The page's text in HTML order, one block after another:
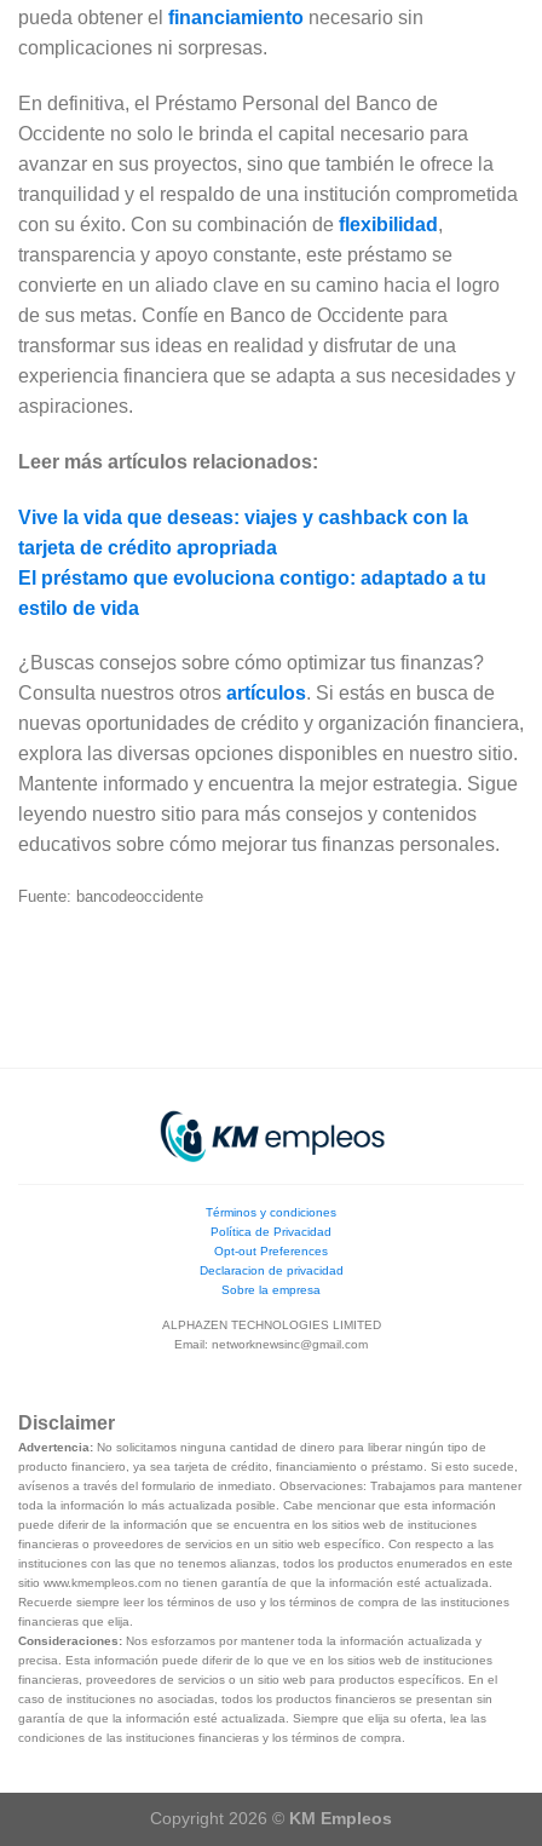
pueda obtener el financiamiento necesario sin
complicaciones ni sorpresas.
En definitiva, el Préstamo Personal del Banco de
Occidente no solo le brinda el capital necesario para
avanzar en sus proyectos, sino que también le ofrece la
tranquilidad y el respaldo de una institución comprometida
con su éxito. Con su combinación de flexibilidad ,
transparencia y apoyo constante, este préstamo se
convierte en un aliado clave en su camino hacia el logro
de sus metas. Confíe en Banco de Occidente para
transformar sus ideas en realidad y disfrutar de una
experiencia financiera que se adapta a sus necesidades y
aspiraciones.
Leer más artículos relacionados:
Vive la vida que deseas: viajes y cashback con la
tarjeta de crédito apropriada
El préstamo que evoluciona contigo: adaptado a tu
estilo de vida
¿Buscas consejos sobre cómo optimizar tus finanzas?
Consulta nuestros otros artículos. Si estás en busca de
nuevas oportunidades de crédito y organización financiera,
explora las diversas opciones disponibles en nuestro sitio.
Mantente informado y encuentra la mejor estrategia. Sigue
leyendo nuestro sitio para más consejos y contenidos
educativos sobre cómo mejorar tus finanzas personales.
Fuente: bancodeoccidente
Términos y condiciones
Política de Privacidad
Opt-out Preferences
Declaracion de privacidad
Sobre la empresa
ALPHAZEN TECHNOLOGIES LIMITED
Email: networknewsinc@gmail.com
Disclaimer
Advertencia: No solicitamos ninguna cantidad de dinero para liberar ningún tipo de
producto financiero, ya sea tarjeta de crédito, financiamiento o préstamo. Si esto sucede,
avísenos a través del formulario de inmediato. Observaciones: Trabajamos para mantener
toda la información lo más actualizada posible. Cabe mencionar que esta información
puede diferir de la información que se encuentra en los sitios web de instituciones
financieras o proveedores de servicios en un sitio web específico. Con respecto a las
instituciones con las que no tenemos alianzas, todos los productos enumerados en este
sitio www.kmempleos.com no tienen garantía de que la información esté actualizada.
Recuerde siempre leer los términos de uso y los términos de compra de las instituciones
financieras que elija.
Consideraciones: Nos esforzamos por mantener toda la información actualizada y
precisa. Esta información puede diferir de lo que ve en los sitios web de instituciones
financieras, proveedores de servicios o un sitio web para productos específicos. En el
caso de instituciones no asociadas, todos los productos financieros se presentan sin
garantía de que la información esté actualizada. Siempre que elija su oferta, lea las
condiciones de las instituciones financieras y los términos de compra.
Copyright 2026 © KM Empleos